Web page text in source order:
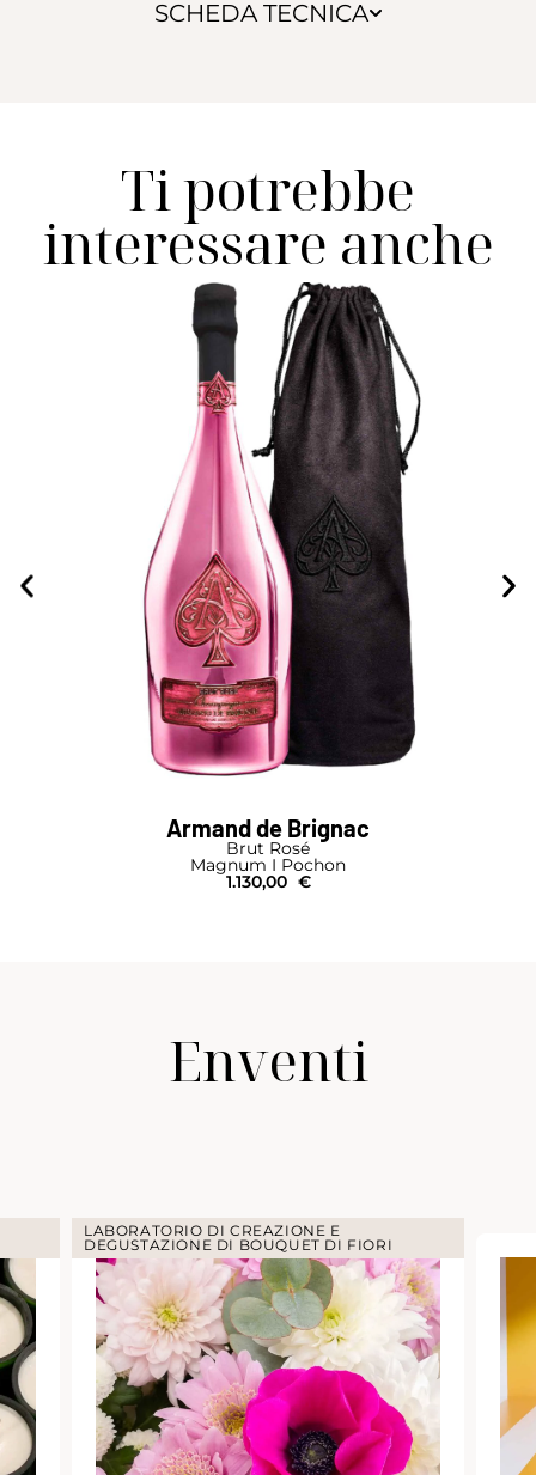
SCHEDA TECNICA
Ti potrebbe
interessare anche
Armand de Brignac
Brut Rosé
Magnum I Pochon
1.130,00 €
Enventi
LABORATORIO DI CREAZIONE E
DEGUSTAZIONE DI BOUQUET DI FIORI